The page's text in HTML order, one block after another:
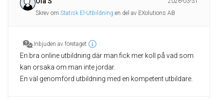
Skrev om Statisk El-Utbildning en del av EXolutions AB
Inbjuden av företaget
En bra online utbildning där man fick mer koll på vad som
kan orsaka om man inte jordar.
En väl genomförd utbildning med en kompetent utbildare.